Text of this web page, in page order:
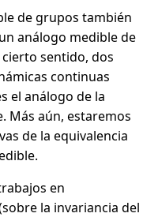
de grupos también
análogo medible de
sentido, dos
continuas
el análogo de la
Más aún, estaremos
de la equivalencia
en
la invariancia del